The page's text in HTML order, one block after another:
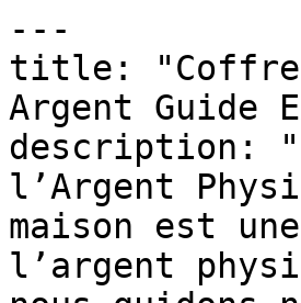
---
title: "Coffre
Argent Guide
description:
l’Argent
maison est
l’argent